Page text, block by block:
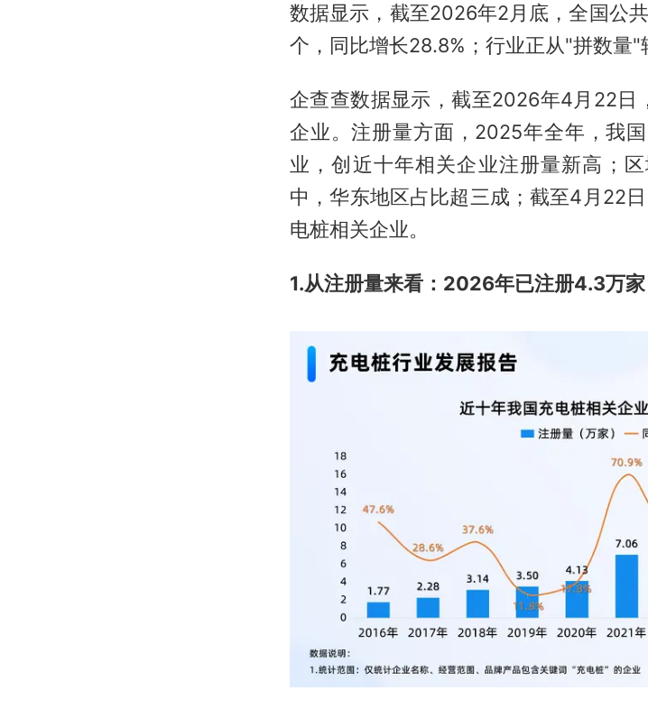
数据显示，截至2026年2月底，全国公
个，同比增长28.8%；行业正从"拼数量"
企查查数据显示，截至2026年4月22日
企业。注册量方面，2025年全年，我
业，创近十年相关企业注册量新高；
中，华东地区占比超三成；截至4月22
电桩相关企业。
1.从注册量来看：2026年已注册4.3万家